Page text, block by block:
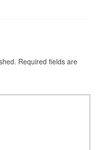
Required fields are